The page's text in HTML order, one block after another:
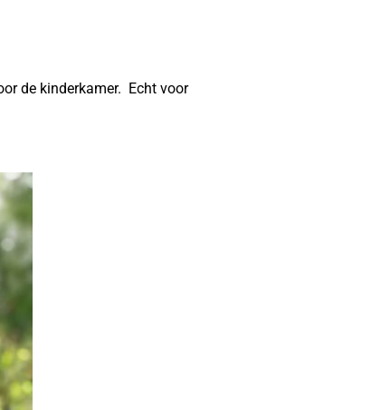
de kinderkamer. Echt voor